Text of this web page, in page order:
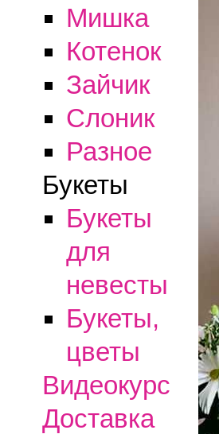
Мишка
Котенок
Зайчик
Слоник
Разное
Букеты
Букеты
для
невесты
Букеты,
цветы
Видеокурс
Доставка